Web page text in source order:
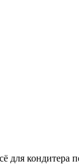
для кондитера